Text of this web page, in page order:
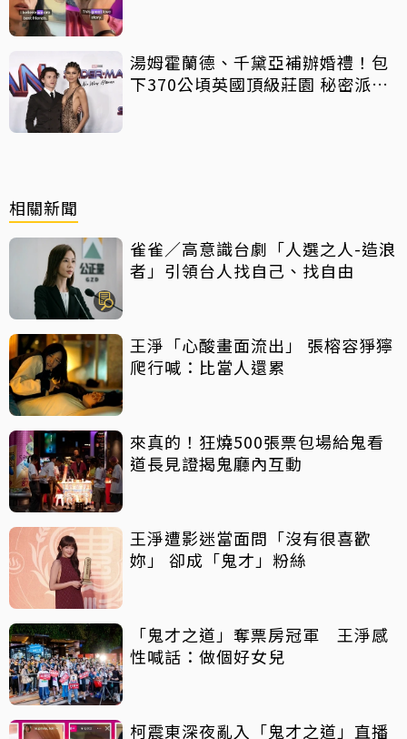
湯姆霍蘭德、千黛亞補辦婚禮！包
下370公頃英國頂級莊園 秘密派對
相關新聞
雀雀／高意識台劇「人選之人-造浪
者」引領台人找自己、找自由
王淨「心酸畫面流出」 張榕容猙獰
爬行喊：比當人還累
來真的！狂燒500張票包場給鬼看
道長見證揭鬼廳內互動
王淨遭影迷當面問「沒有很喜歡
妳」 卻成「鬼才」粉絲
「鬼才之道」奪票房冠軍 王淨感
性喊話：做個好女兒
柯震東深夜亂入「鬼才之道」直播